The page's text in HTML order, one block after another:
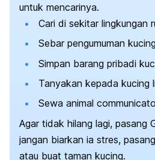
untuk mencarinya.
Cari di sekitar lingkungan
Sebar pengumuman
Simpan barang pribadi
Tanyakan kepada kucing
Sewa animal
Agar tidak hilang lagi, pasang
jangan biarkan ia stres,
atau buat taman kucing.